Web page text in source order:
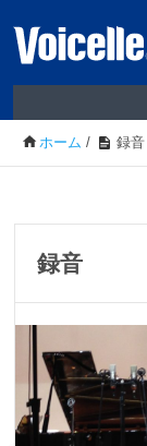
ホーム / 録音
録音